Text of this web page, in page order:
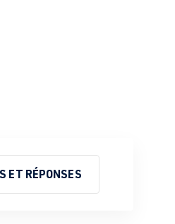
ET RÉPONSES